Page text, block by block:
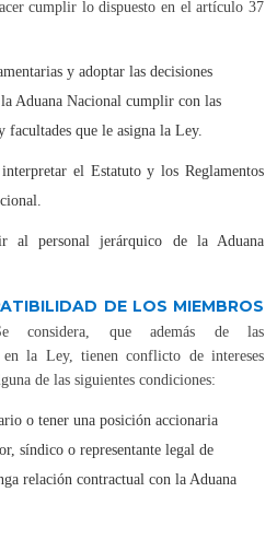
cumplir lo dispuesto en el artículo 37
y adoptar las decisiones
Aduana Nacional cumplir con las
facultades que le asigna la Ley.
el Estatuto y los Reglamentos
al personal jerárquico de la Aduana
DE LOS MIEMBROS
considera, que además de las
en la Ley, tienen conflicto de intereses
de las siguientes condiciones:
o tener una posición accionaria
síndico o representante legal de
relación contractual con la Aduana